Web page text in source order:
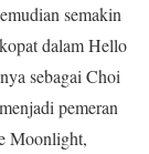
semakin
dalam Hello
sebagai Choi
pemeran
Moonlight,